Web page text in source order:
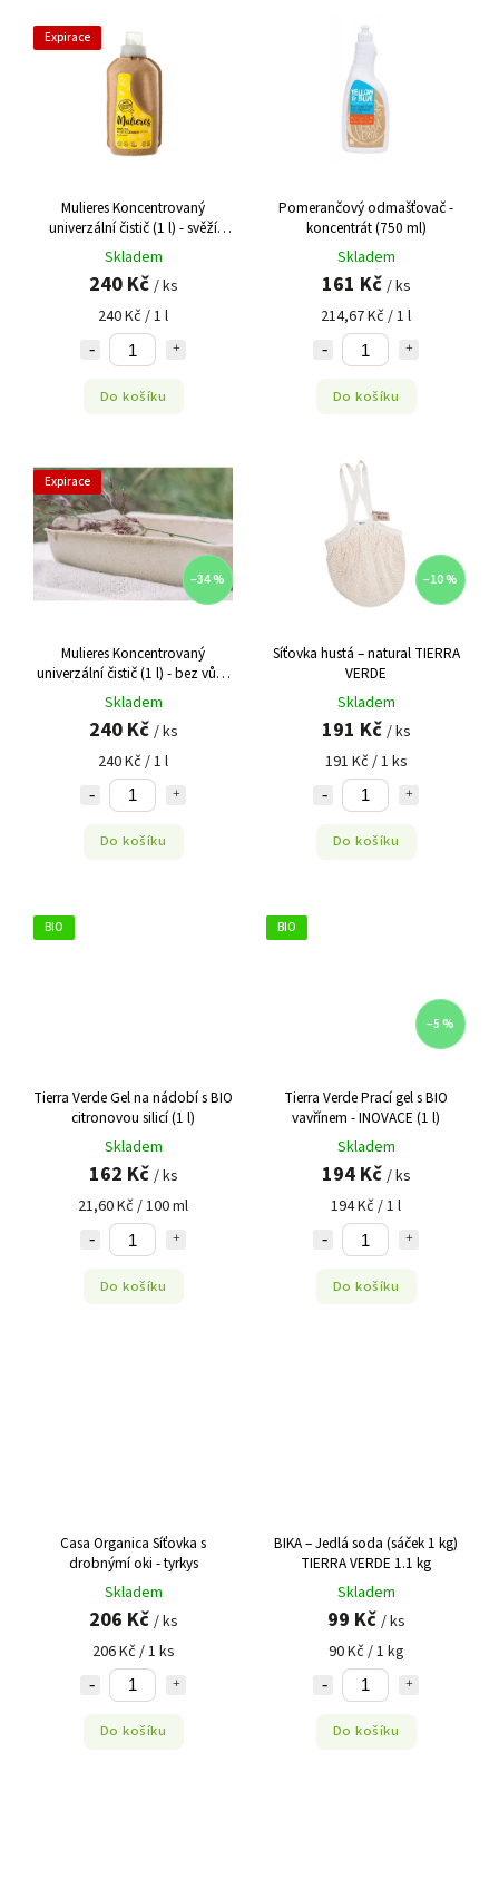
Expirace
Mulieres Koncentrovaný
univerzální čistič (1 l) - svěží
citrus Výprodej DMT 07/2026
Skladem
240 Kč / ks
240 Kč / 1 l
Do košíku
Pomerančový odmašťovač -
koncentrát (750 ml)
Skladem
161 Kč / ks
214,67 Kč / 1 l
Do košíku
Expirace
–34 %
Mulieres Koncentrovaný
univerzální čistič (1 l) - bez vůně
Výprodej DMT 11/2023
Skladem
240 Kč / ks
240 Kč / 1 l
Do košíku
–10 %
Síťovka hustá – natural TIERRA
VERDE
Skladem
191 Kč / ks
191 Kč / 1 ks
Do košíku
BIO
Tierra Verde Gel na nádobí s BIO
citronovou silicí (1 l)
Skladem
162 Kč / ks
21,60 Kč / 100 ml
Do košíku
BIO
–5 %
Tierra Verde Prací gel s BIO
vavřínem - INOVACE (1 l)
Skladem
194 Kč / ks
194 Kč / 1 l
Do košíku
Casa Organica Síťovka s
drobnýmí oki - tyrkys
Skladem
206 Kč / ks
206 Kč / 1 ks
Do košíku
BIKA – Jedlá soda (sáček 1 kg)
TIERRA VERDE 1.1 kg
Skladem
99 Kč / ks
90 Kč / 1 kg
Do košíku